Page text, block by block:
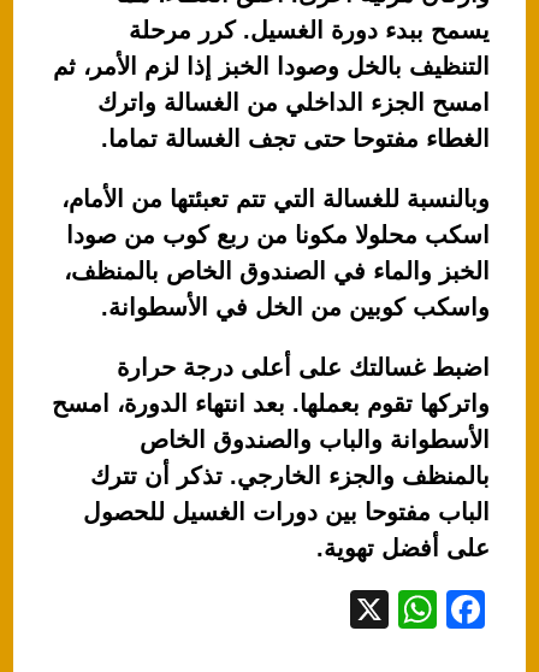
يسمح ببدء دورة الغسيل. كرر مرحلة
التنظيف بالخل وصودا الخبز إذا لزم الأمر، ثم
امسح الجزء الداخلي من الغسالة واترك
الغطاء مفتوحا حتى تجف الغسالة تماما.
وبالنسبة للغسالة التي تتم تعبئتها من الأمام،
اسكب محلولا مكونا من ربع كوب من صودا
الخبز والماء في الصندوق الخاص بالمنظف،
واسكب كوبين من الخل في الأسطوانة.
اضبط غسالتك على أعلى درجة حرارة
واتركها تقوم بعملها. بعد انتهاء الدورة، امسح
الأسطوانة والباب والصندوق الخاص
بالمنظف والجزء الخارجي. تذكر أن تترك
الباب مفتوحا بين دورات الغسيل للحصول
على أفضل تهوية.
F
W